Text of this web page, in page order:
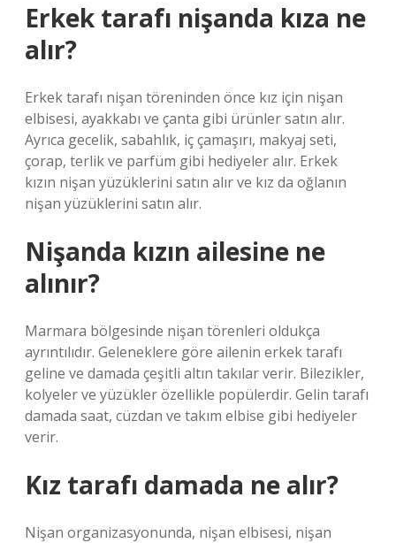
Erkek tarafı nişanda kıza ne
alır?
Erkek tarafı nişan töreninden önce kız için nişan
elbisesi, ayakkabı ve çanta gibi ürünler satın alır.
Ayrıca gecelik, sabahlık, iç çamaşırı, makyaj seti,
çorap, terlik ve parfüm gibi hediyeler alır. Erkek
kızın nişan yüzüklerini satın alır ve kız da oğlanın
nişan yüzüklerini satın alır.
Nişanda kızın ailesine ne
alınır?
Marmara bölgesinde nişan törenleri oldukça
ayrıntılıdır. Geleneklere göre ailenin erkek tarafı
geline ve damada çeşitli altın takılar verir. Bilezikler,
kolyeler ve yüzükler özellikle popülerdir. Gelin tarafı
damada saat, cüzdan ve takım elbise gibi hediyeler
verir.
Kız tarafı damada ne alır?
Nişan organizasyonunda, nişan elbisesi, nişan